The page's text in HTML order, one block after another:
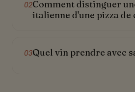
02Comment distinguer
italienne d'une pizza de
03Quel vin prendre avec